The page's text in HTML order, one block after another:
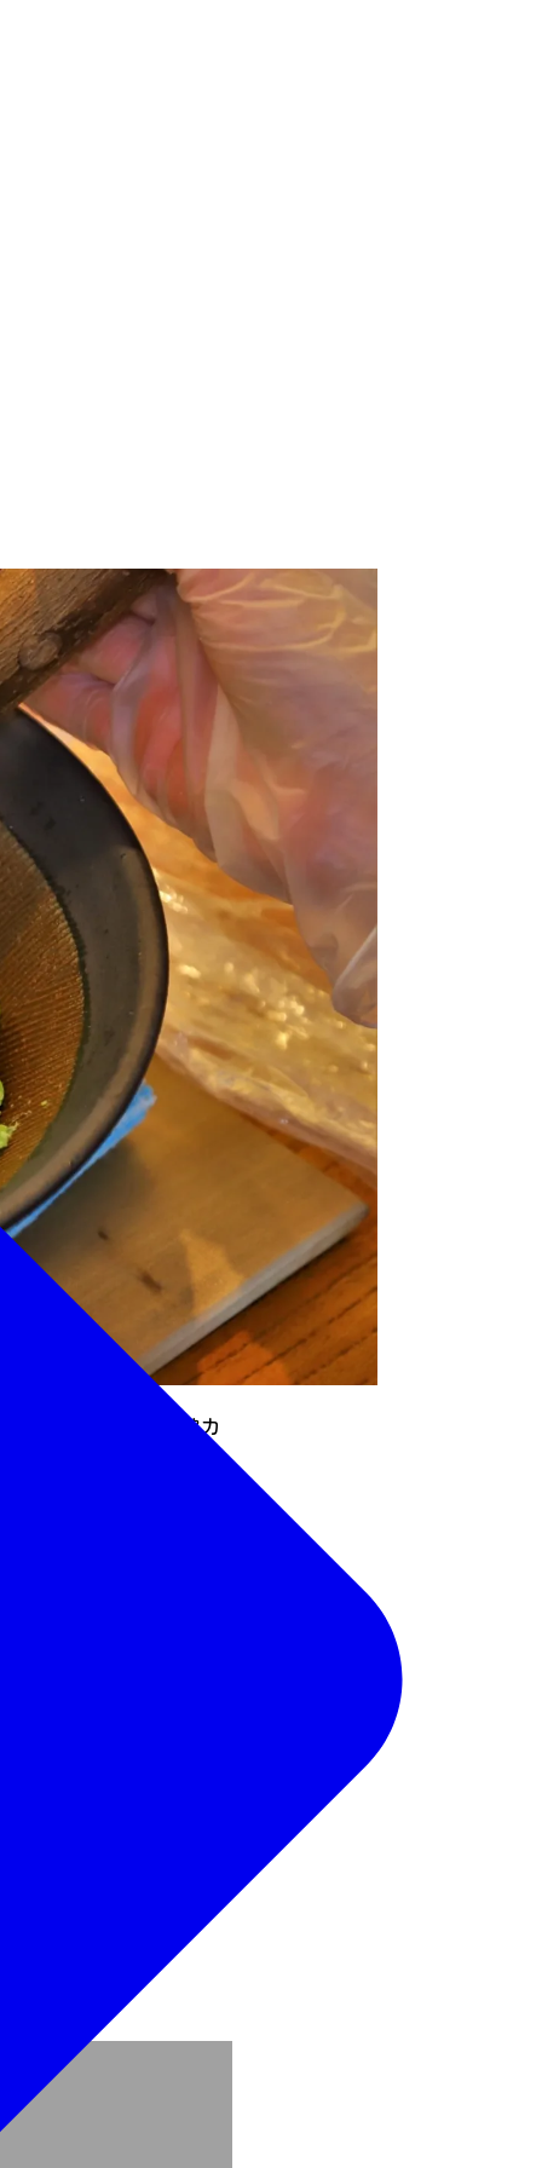
だけます。親子で協力